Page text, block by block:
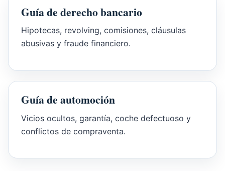
Guía de derecho bancario
Hipotecas, revolving, comisiones, cláusulas
abusivas y fraude financiero.
Guía de automoción
Vicios ocultos, garantía, coche defectuoso y
conflictos de compraventa.